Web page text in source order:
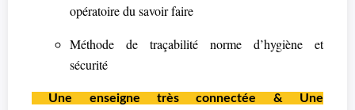
opératoire du savoir faire
Méthode de traçabilité norme d’hygiène et
sécurité
Une enseigne très connectée & Une